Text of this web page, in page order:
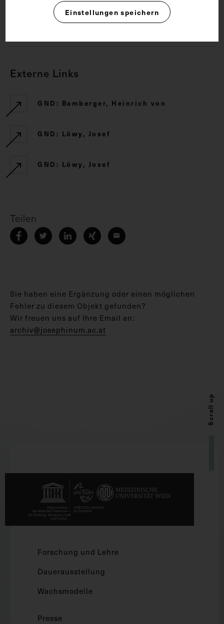
Externe Links
GND: Bamberger, Heinrich von
GND: Löwy, Josef
GND: Löwy, Josef
Teilen
Sie haben eine Ergänzung oder einen möglichen
Fehler zu diesem Objekt gefunden?
Wir freuen uns auf Ihre Email an:
archiv@josephinum.ac.at
Scroll up
Forschung und Lehre
Dauerausstellung
Wachsmodelle
Presse
Einstellungen speichern